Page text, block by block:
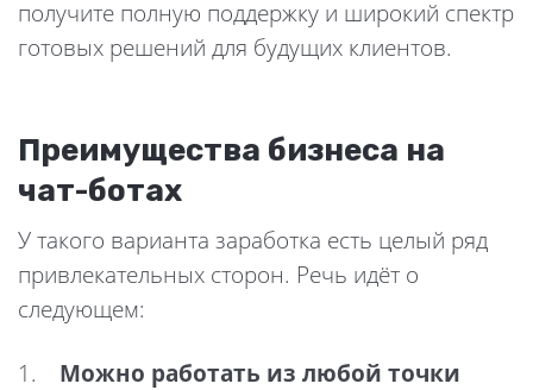
получите полную поддержку и широкий спектр
готовых решений для будущих клиентов.
Преимущества бизнеса на
чат-ботах
У такого варианта заработка есть целый ряд
привлекательных сторон. Речь идёт о
следующем:
Можно работать из любой точки